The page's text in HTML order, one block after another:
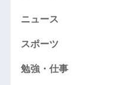
ニュース
スポーツ
勉強・仕事